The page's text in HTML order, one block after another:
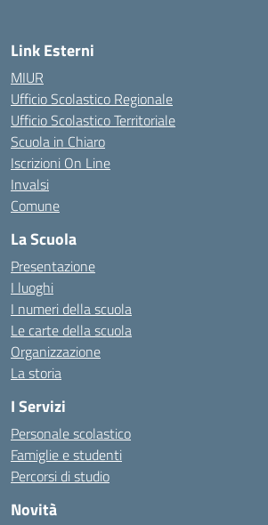
Link Esterni
MIUR
Ufficio Scolastico Regionale
Ufficio Scolastico Territoriale
Scuola in Chiaro
Iscrizioni On Line
Invalsi
Comune
La Scuola
Presentazione
I luoghi
I numeri della scuola
Le carte della scuola
Organizzazione
La storia
I Servizi
Personale scolastico
Famiglie e studenti
Percorsi di studio
Novità